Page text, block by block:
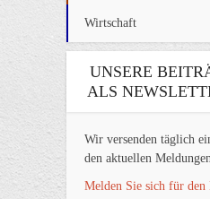
Wirtschaft
UNSERE
ALS
Wir versenden täglich
den aktuellen
Melden Sie sich für den